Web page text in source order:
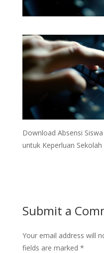
Download Absensi
untuk Keperluan Sekolah
Submit a
Your email address will
fields are marked *